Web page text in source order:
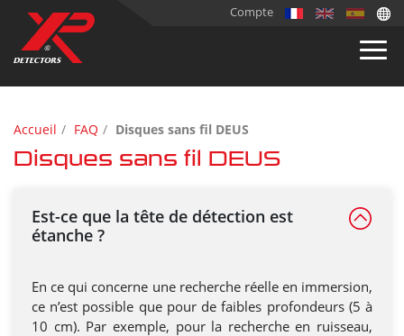
Compte
Accueil FAQ Disques sans fil DEUS
Disques sans fil DEUS
Est-ce que la tête de détection est
étanche ?
En ce qui concerne une recherche réelle en immersion,
ce n’est possible que pour de faibles profondeurs (5 à
10 cm). Par exemple, pour la recherche en ruisseau,